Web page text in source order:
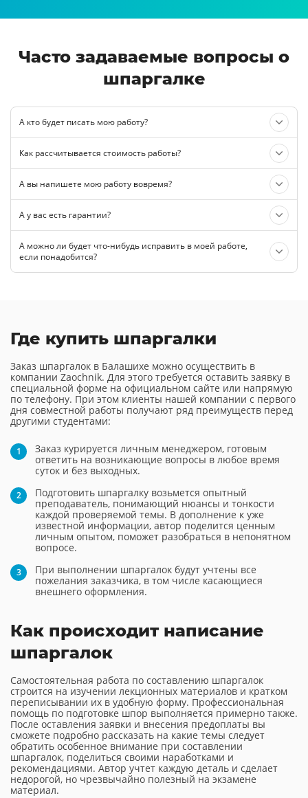
Часто задаваемые вопросы о
шпаргалке
А кто будет писать мою работу?
Как рассчитывается стоимость работы?
А вы напишете мою работу вовремя?
А у вас есть гарантии?
А можно ли будет что-нибудь исправить в моей работе,
если понадобится?
Где купить шпаргалки
Заказ шпаргалок в Балашихе можно осуществить в
компании Zaochnik. Для этого требуется оставить заявку в
специальной форме на официальном сайте или напрямую
по телефону. При этом клиенты нашей компании с первого
дня совместной работы получают ряд преимуществ перед
другими студентами:
Заказ курируется личным менеджером, готовым
ответить на возникающие вопросы в любое время
суток и без выходных.
Подготовить шпаргалку возьмется опытный
преподаватель, понимающий нюансы и тонкости
каждой проверяемой темы. В дополнение к уже
известной информации, автор поделится ценным
личным опытом, поможет разобраться в непонятном
вопросе.
При выполнении шпаргалок будут учтены все
пожелания заказчика, в том числе касающиеся
внешнего оформления.
Как происходит написание
шпаргалок
Самостоятельная работа по составлению шпаргалок
строится на изучении лекционных материалов и кратком
переписывании их в удобную форму. Профессиональная
помощь по подготовке шпор выполняется примерно также.
После оставления заявки и внесения предоплаты вы
сможете подробно рассказать на какие темы следует
обратить особенное внимание при составлении
шпаргалок, поделиться своими наработками и
рекомендациями. Автор учтет каждую деталь и сделает
недорогой, но чрезвычайно полезный на экзамене
материал.